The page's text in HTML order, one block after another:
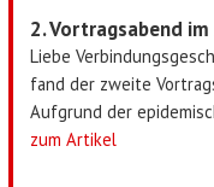
2. Vortragsabend
Liebe
fand der zweite
Aufgrund der
zum Artikel